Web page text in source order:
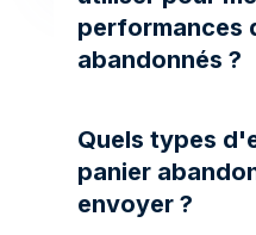
performances
abandonnés ?
Quels types
panier
envoyer ?